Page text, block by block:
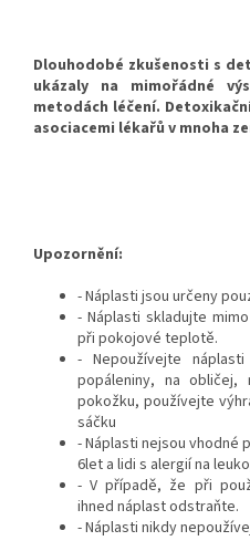
Dlouhodobé zkušenosti s
ukázaly na mimořádné
metodách léčení.
asociacemi lékařů v mnoha
Upozornění:
- Náplasti jsou určeny
- Náplasti skladujte
při pokojové teplotě.
- Nepoužívejte
popáleniny, na obličej,
pokožku, používejte
sáčku
- Náplasti nejsou vhodné
6let a lidi s alergií na
- V případě, že při
ihned náplast odstraňte.
- Náplasti nikdy